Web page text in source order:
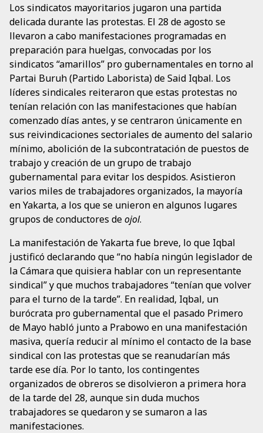
Los sindicatos mayoritarios jugaron una partida
delicada durante las protestas. El 28 de agosto se
llevaron a cabo manifestaciones programadas en
preparación para huelgas, convocadas por los
sindicatos “amarillos” pro gubernamentales en torno al
Partai Buruh (Partido Laborista) de Said Iqbal. Los
líderes sindicales reiteraron que estas protestas no
tenían relación con las manifestaciones que habían
comenzado días antes, y se centraron únicamente en
sus reivindicaciones sectoriales de aumento del salario
mínimo, abolición de la subcontratación de puestos de
trabajo y creación de un grupo de trabajo
gubernamental para evitar los despidos. Asistieron
varios miles de trabajadores organizados, la mayoría
en Yakarta, a los que se unieron en algunos lugares
grupos de conductores deojol.
La manifestación de Yakarta fue breve, lo que Iqbal
justificó declarando que “no había ningún legislador de
la Cámara que quisiera hablar con un representante
sindical” y que muchos trabajadores “tenían que volver
para el turno de la tarde”. En realidad, Iqbal, un
burócrata pro gubernamental que el pasado Primero
de Mayo habló junto a Prabowo en una manifestación
masiva, quería reducir al mínimo el contacto de la base
sindical con las protestas que se reanudarían más
tarde ese día. Por lo tanto, los contingentes
organizados de obreros se disolvieron a primera hora
de la tarde del 28, aunque sin duda muchos
trabajadores se quedaron y se sumaron a las
manifestaciones.